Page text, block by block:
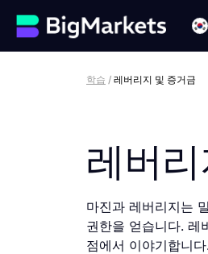
학습 / 레버리지 및 증거금
레버
마진과 레버리지는
권한을 얻습니다. 레
점에서 이야기합니